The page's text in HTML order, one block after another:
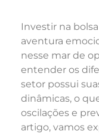
Investir na
aventura
nesse mar de
entender os
setor possui
dinâmicas, o
oscilações e
artigo, vamos